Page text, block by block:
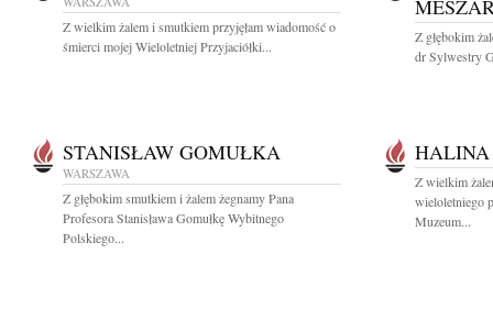
Z wielkim żalem i smutkiem przyjęłam wiadomość o
śmierci mojej Wieloletniej Przyjaciółki...
Z głębokim
dr Sylwestry
STANISŁAW GOMUŁKA
WARSZAWA
Z głębokim smutkiem i żalem żegnamy Pana
Profesora Stanisława Gomułkę Wybitnego
Polskiego...
HALINA
Z wielkim
wieloletniego
Muzeum...